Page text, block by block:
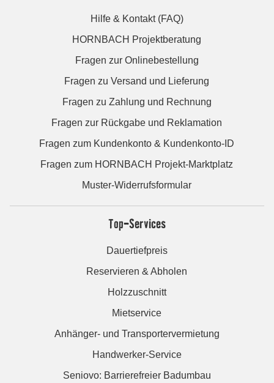
Hilfe & Kontakt (FAQ)
HORNBACH Projektberatung
Fragen zur Onlinebestellung
Fragen zu Versand und Lieferung
Fragen zu Zahlung und Rechnung
Fragen zur Rückgabe und Reklamation
Fragen zum Kundenkonto & Kundenkonto-ID
Fragen zum HORNBACH Projekt-Marktplatz
Muster-Widerrufsformular
Top-Services
Dauertiefpreis
Reservieren & Abholen
Holzzuschnitt
Mietservice
Anhänger- und Transportervermietung
Handwerker-Service
Seniovo: Barrierefreier Badumbau